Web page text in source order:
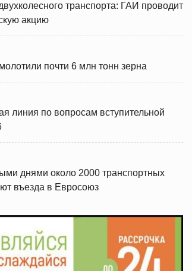
транспорта: ГАИ проводит
акцию
почти 6 млн тонн зерна
линия по вопросам вступительной
днями около 2000 транспортных
въезда в Евросоюз